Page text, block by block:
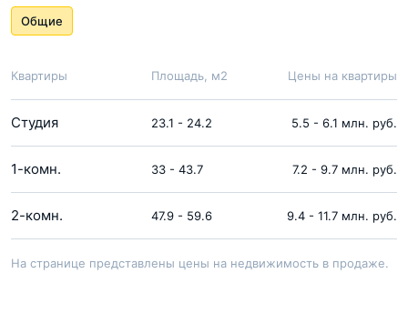
Общие
Квартиры Площадь, м2 Цены на квартиры
Студия 23.1 - 24.2 5.5 - 6.1 млн. руб.
1-комн. 33 - 43.7 7.2 - 9.7 млн. руб.
2-комн. 47.9 - 59.6 9.4 - 11.7 млн. руб.
На странице представлены цены на недвижимость в продаже.